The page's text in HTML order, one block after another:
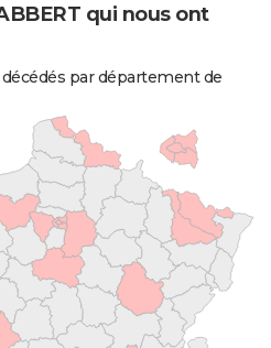
qui nous ont
par département de